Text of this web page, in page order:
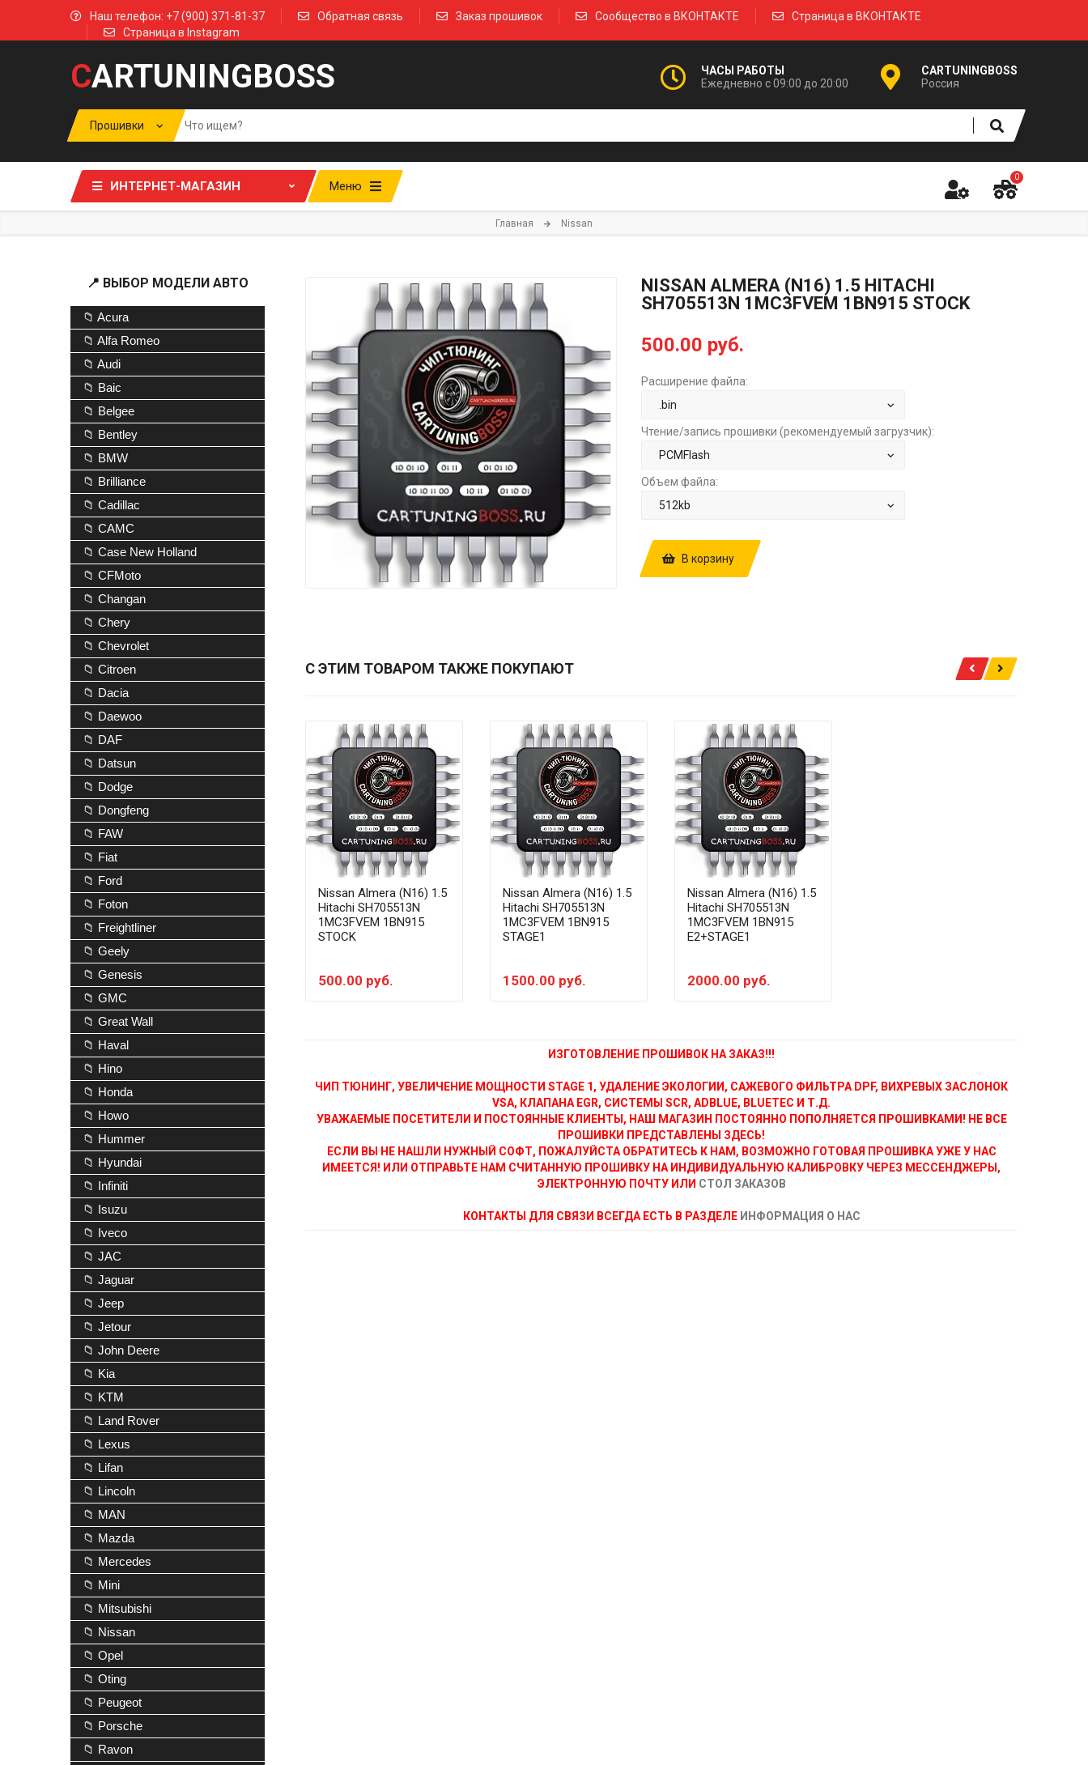
Наш телефон: +7 (900) 371-81-37 Обратная связь Заказ прошивок Сообщество в ВКОНТАКТЕ
Страница в ВКОНТАКТЕ
Страница в Instagram
CARTUNINGBOSS
ЧАСЫ РАБОТЫ
Ежедневно с 09:00 до 20:00
CARTUNINGBOSS
Россия
ИНТЕРНЕТ-МАГАЗИН Меню
0
Главная Nissan
NISSAN ALMERA (N16) 1.5 HITACHI
SH705513N 1MC3FVEM 1BN915 STOCK
500.00 руб.
Расширение файла:
Чтение/запись прошивки (рекомендуемый загрузчик):
Объем файла:
В корзину
С ЭТИМ ТОВАРОМ ТАКЖЕ ПОКУПАЮТ
Nissan Almera (N16) 1.5
Hitachi SH705513N
1MC3FVEM 1BN915
STOCK
500.00 руб.
Nissan Almera (N16) 1.5
Hitachi SH705513N
1MC3FVEM 1BN915
STAGE1
1500.00 руб.
Nissan Almera (N16) 1.5
Hitachi SH705513N
1MC3FVEM 1BN915
E2+STAGE1
2000.00 руб.
ИЗГОТОВЛЕНИЕ ПРОШИВОК НА ЗАКАЗ!!!
ЧИП ТЮНИНГ, УВЕЛИЧЕНИЕ МОЩНОСТИ STAGE 1, УДАЛЕНИЕ ЭКОЛОГИИ, САЖЕВОГО ФИЛЬТРА DPF, ВИХРЕВЫХ ЗАСЛОНОК
VSA, КЛАПАНА EGR, СИСТЕМЫ SCR, ADBLUE, BLUETEC И Т.Д.
УВАЖАЕМЫЕ ПОСЕТИТЕЛИ И ПОСТОЯННЫЕ КЛИЕНТЫ, НАШ МАГАЗИН ПОСТОЯННО ПОПОЛНЯЕТСЯ ПРОШИВКАМИ! НЕ ВСЕ
ПРОШИВКИ ПРЕДСТАВЛЕНЫ ЗДЕСЬ!
ЕСЛИ ВЫ НЕ НАШЛИ НУЖНЫЙ СОФТ, ПОЖАЛУЙСТА ОБРАТИТЕСЬ К НАМ, ВОЗМОЖНО ГОТОВАЯ ПРОШИВКА УЖЕ У НАС
ИМЕЕТСЯ! ИЛИ ОТПРАВЬТЕ НАМ СЧИТАННУЮ ПРОШИВКУ НА ИНДИВИДУАЛЬНУЮ КАЛИБРОВКУ ЧЕРЕЗ МЕССЕНДЖЕРЫ,
ЭЛЕКТРОННУЮ ПОЧТУ ИЛИ СТОЛ ЗАКАЗОВ
КОНТАКТЫ ДЛЯ СВЯЗИ ВСЕГДА ЕСТЬ В РАЗДЕЛЕ ИНФОРМАЦИЯ О НАС
📍 ВЫБОР МОДЕЛИ АВТО
📁 Acura
📁 Alfa Romeo
📁 Audi
📁 Baic
📁 Belgee
📁 Bentley
📁 BMW
📁 Brilliance
📁 Cadillac
📁 CAMC
📁 Case New Holland
📁 CFMoto
📁 Changan
📁 Chery
📁 Chevrolet
📁 Citroen
📁 Dacia
📁 Daewoo
📁 DAF
📁 Datsun
📁 Dodge
📁 Dongfeng
📁 FAW
📁 Fiat
📁 Ford
📁 Foton
📁 Freightliner
📁 Geely
📁 Genesis
📁 GMC
📁 Great Wall
📁 Haval
📁 Hino
📁 Honda
📁 Howo
📁 Hummer
📁 Hyundai
📁 Infiniti
📁 Isuzu
📁 Iveco
📁 JAC
📁 Jaguar
📁 Jeep
📁 Jetour
📁 John Deere
📁 Kia
📁 KTM
📁 Land Rover
📁 Lexus
📁 Lifan
📁 Lincoln
📁 MAN
📁 Mazda
📁 Mercedes
📁 Mini
📁 Mitsubishi
📁 Nissan
📁 Opel
📁 Oting
📁 Peugeot
📁 Porsche
📁 Ravon